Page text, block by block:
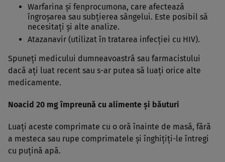
Warfarina şi fenprocumona, care afectează
îngroşarea sau subţierea sângelui. Este posibil să
necesitaţi şi alte analize.
Atazanavir (utilizat în tratarea infecţiei cu HIV).
Spuneţi medicului dumneavoastră sau farmacistului
dacă aţi luat recent sau s-ar putea să luaţi orice alte
medicamente.
Noacid 20 mg împreună cu alimente şi băuturi
Luaţi aceste comprimate cu o oră înainte de masă, fără
a mesteca sau rupe comprimatele şi înghiţiţi-le întregi
cu puţină apă.